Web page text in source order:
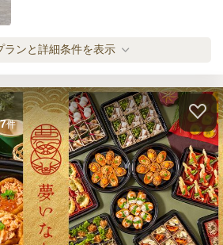
サワー2本セット(レモン・グレープフルー
ツ)
クラフトビール2本セット
オードブル
1,500円/人
ノンアルコール2本セット(ビール・カシスオ
レンジ)
オードブル
500円/人
ランと詳細条件を表示
件